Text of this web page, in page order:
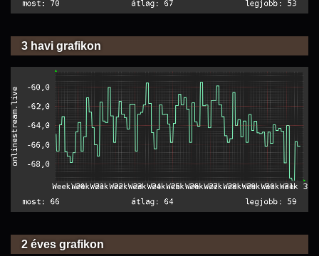
3 havi grafikon
2 éves grafikon